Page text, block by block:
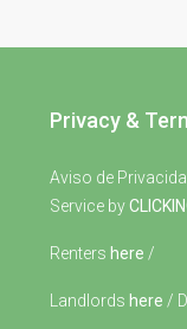
Privacy &
Aviso de
Service by
Renters here /
Landlords here /